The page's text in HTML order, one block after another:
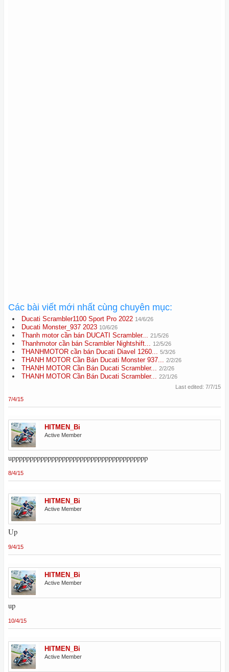
Các bài viết mới nhất cùng chuyên mục:
Ducati Scrambler1100 Sport Pro 2022 14/6/26
Ducati Monster_937 2023 10/6/26
Thanh motor cần bán DUCATI Scrambler... 21/5/26
Thanhmotor cần bán Scrambler Nightshift... 12/5/26
THANHMOTOR cần bán Ducati Diavel 1260... 5/3/26
THANH MOTOR Cần Bán Ducati Monster 937... 2/2/26
THANH MOTOR Cần Bán Ducati Scrambler... 2/2/26
THANH MOTOR Cần Bán Ducati Scrambler... 22/1/26
Last edited: 7/7/15
7/4/15
HITMEN_Bi
Active Member
upppppppppppppppppppppppppppppppppppppp
8/4/15
HITMEN_Bi
Active Member
Up
9/4/15
HITMEN_Bi
Active Member
up
10/4/15
HITMEN_Bi
Active Member